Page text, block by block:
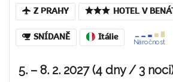
Z PRAHY HOTEL V
SNÍDANĚ Itálie
Náročnost
5. – 8. 2. 2027 (4 dny / 3